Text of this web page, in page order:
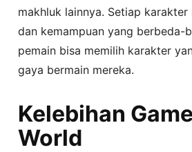
makhluk lainnya. Setiap
dan kemampuan yang berbeda-
pemain bisa memilih karakter
gaya bermain mereka.
Kelebihan
World